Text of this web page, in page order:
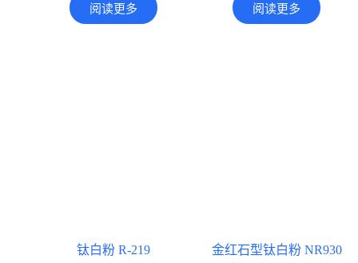
阅读更多 阅读更多
钛白粉 R-219 金红石型钛白粉 NR930